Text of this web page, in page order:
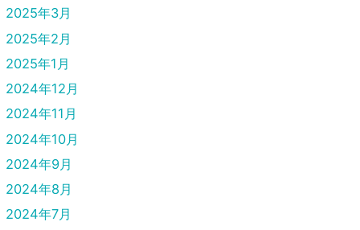
2025年3月
2025年2月
2025年1月
2024年12月
2024年11月
2024年10月
2024年9月
2024年8月
2024年7月